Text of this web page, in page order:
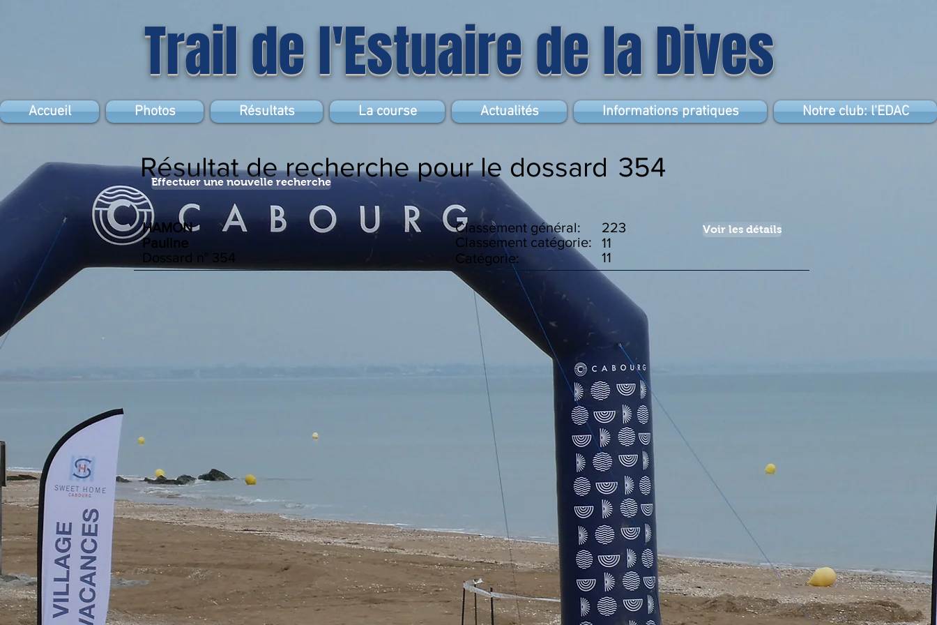
Trail de l'Estuaire de la Dives
Accueil Photos Résultats La course Actualités Informations pratiques Notre club: l'EDAC
Résultat de recherche pour le dossard 354
HAMON
Dossard n°
Pauline
354
Catégorie:
Classement général:
223
Classement catégorie:
11
11
Voir les détails
Effectuer une nouvelle recherche